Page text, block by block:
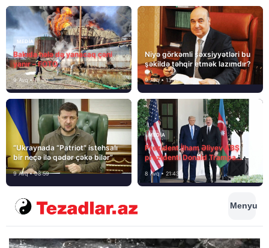
MEDİA
Bakıda hələ də yanacaq çəni
yanır – FOTO
9 Avq • 18:00
Niyə görkəmli şəxsiyyətləri bu
şəkildə təhqir etmək lazımdır?
9 Avq • 13:16
“Ukraynada “Patriot” istehsalı
bir neçə ilə qədər çəkə bilər”
9 Avq • 08:59
MEDİA
Prezident İlham Əliyev ABŞ
prezidenti Donald Trampa
məktubunda yazıb ki…
8 Avq • 21:43
Menyu